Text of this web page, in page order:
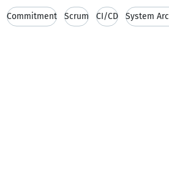
Commitment Scrum CI/CD System